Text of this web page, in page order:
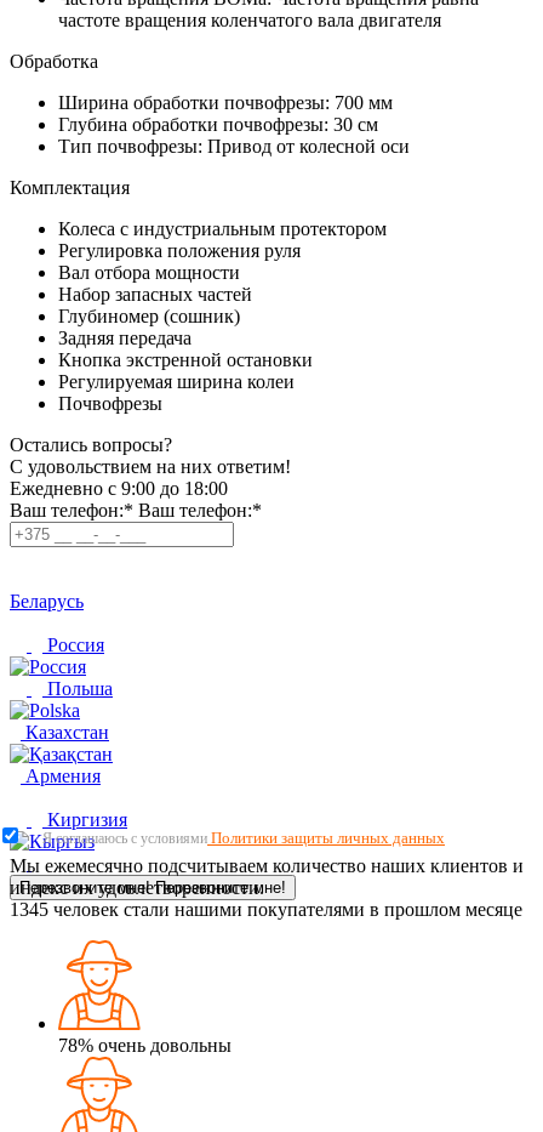
частоте вращения коленчатого вала двигателя
Обработка
Ширина обработки почвофрезы: 700 мм
Глубина обработки почвофрезы: 30 см
Тип почвофрезы: Привод от колесной оси
Комплектация
Колеса с индустриальным протектором
Регулировка положения руля
Вал отбора мощности
Набор запасных частей
Глубиномер (сошник)
Задняя передача
Кнопка экстренной остановки
Регулируемая ширина колеи
Почвофрезы
Остались вопросы?
C удовольствием на них ответим!
Ежедневно с 9:00 до 18:00
Ваш телефон:* Ваш телефон:*
Беларусь
Россия
Польша
Казахстан
Армения
Киргизия
Перезвоните мне! Перезвоните мне!
Я соглашаюсь с условиями Политики защиты личных данных
Мы ежемесячно подсчитываем количество наших клиентов и
индекс их удовлетворенности.
1345 человек стали нашими покупателями в прошлом месяце
78% очень довольны